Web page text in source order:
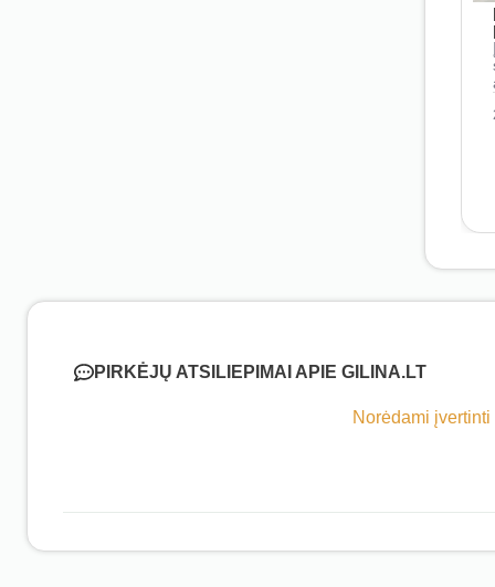
PIRKĖJŲ ATSILIEPIMAI APIE GILINA.LT
Norėdami